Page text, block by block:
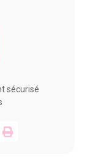
sécurisé